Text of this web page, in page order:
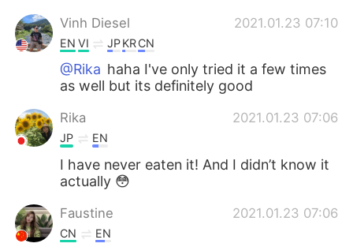
Vinh Diesel 2021.01.23 07:10
EN VI JPKRCN
@Rika haha I've only tried it a few times
as well but its definitely good
Rika 2021.01.23 07:06
JP EN
I have never eaten it! And I didn’t know it
actually 😳
Faustine 2021.01.23 07:06
CN EN